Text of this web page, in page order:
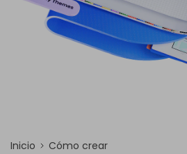
Inicio
Cómo crear